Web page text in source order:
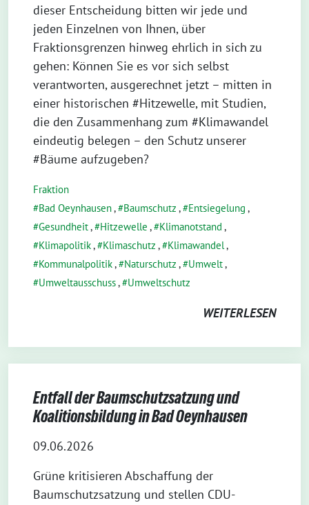
dieser Entscheidung bitten wir jede und
jeden Einzelnen von Ihnen, über
Fraktionsgrenzen hinweg ehrlich in sich zu
gehen: Können Sie es vor sich selbst
verantworten, ausgerechnet jetzt – mitten in
einer historischen #Hitzewelle, mit Studien,
die den Zusammenhang zum #Klimawandel
eindeutig belegen – den Schutz unserer
#Bäume aufzugeben?
Fraktion
Bad Oeynhausen, Baumschutz , Entsiegelung ,
Gesundheit, Hitzewelle , Klimanotstand ,
Klimapolitik, Klimaschutz , Klimawandel,
Kommunalpolitik, Naturschutz , Umwelt,
Umweltausschuss, Umweltschutz
WEITERLESEN
Entfall der Baumschutzsatzung und
Koalitionsbildung in Bad Oeynhausen
09.06.2026
Grüne kritisieren Abschaffung der
Baumschutzsatzung und stellen CDU-